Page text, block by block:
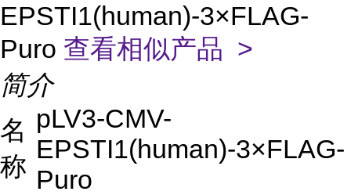
EPSTI1(human)-3×FLAG-
Puro 查看相似产品 >
简介
名
称
pLV3-CMV-
EPSTI1(human)-3×FLAG-
Puro